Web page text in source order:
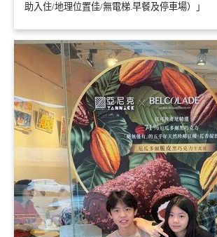
助入住/地理位置佳/無電梯.早餐及停車場）」